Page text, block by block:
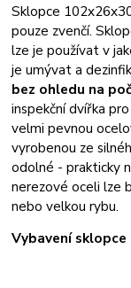
Sklopce
pouze zvenčí.
lze je používat v
je umývat a
bez ohledu na
inspekční dvířka
velmi pevnou
vyrobenou ze
odolné - prakticky
nerezové oceli lze
nebo velkou rybu.
Vybavení sklopce